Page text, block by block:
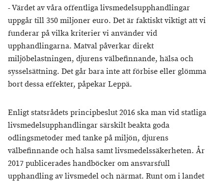
- Värdet av våra offentliga livsmedelsupphandlingar
uppgår till 350 miljoner euro. Det är faktiskt viktigt att vi
funderar på vilka kriterier vi använder vid
upphandlingarna. Matval påverkar direkt
miljöbelastningen, djurens välbefinnande, hälsa och
sysselsättning. Det går bara inte att förbise eller glömma
bort dessa effekter, påpekar Leppä.
Enligt statsrådets principbeslut 2016 ska man vid statliga
livsmedelsupphandlingar särskilt beakta goda
odlingsmetoder med tanke på miljön, djurens
välbefinnande och hälsa samt livsmedelssäkerheten. År
2017 publicerades handböcker om ansvarsfull
upphandling av livsmedel och närmat. Runt om i landet